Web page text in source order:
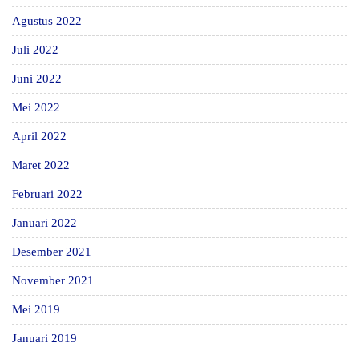
Agustus 2022
Juli 2022
Juni 2022
Mei 2022
April 2022
Maret 2022
Februari 2022
Januari 2022
Desember 2021
November 2021
Mei 2019
Januari 2019